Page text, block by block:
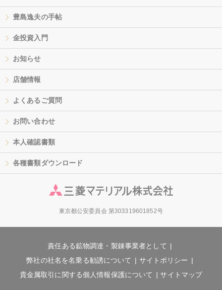
豊島逸夫の手帖
金投資入門
お知らせ
店舗情報
よくあるご質問
お問い合わせ
本人確認書類
各種書類ダウンロード
東京都公安委員会 第303319601852号
責任ある鉱物調達・製錬事業者として
弊社の社名を名乗る勧誘について
サイトポリシー
貴金属取引に関する個人情報保護について
サイトマップ